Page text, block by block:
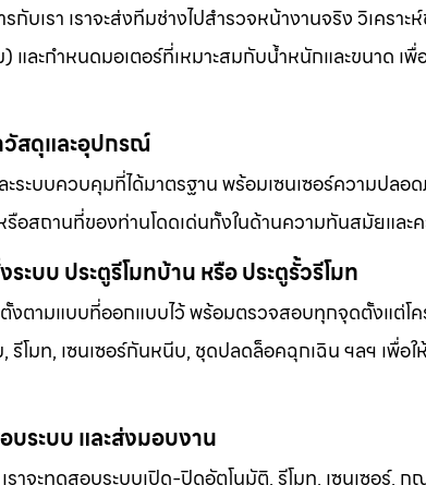
รกับเรา เราจะส่งทีมช่างไปสำรวจหน้างานจริง วิเคร
ละกำหนดมอเตอร์ที่เหมาะสมกับน้ำหนักและขนาด เพื่
สดุและอุปกรณ์
ละระบบควบคุมที่ได้มาตรฐาน พร้อมเซนเซอร์ความป
รือสถานที่ของท่านโดดเด่นทั้งในด้านความทันสมัยและ
ะบบ ประตูรีโมทบ้าน หรือ ประตูรั้วรีโมท
งตามแบบที่ออกแบบไว้ พร้อมตรวจสอบทุกจุดตั้งแต่โ
โมท, เซนเซอร์กันหนีบ, ชุดปลดล็อคฉุกเฉิน ฯลฯ เพื่อ
ระบบ และส่งมอบงาน
ราจะทดสอบระบบเปิด-ปิดอัตโนมัติ, รีโมท, เซนเซอ